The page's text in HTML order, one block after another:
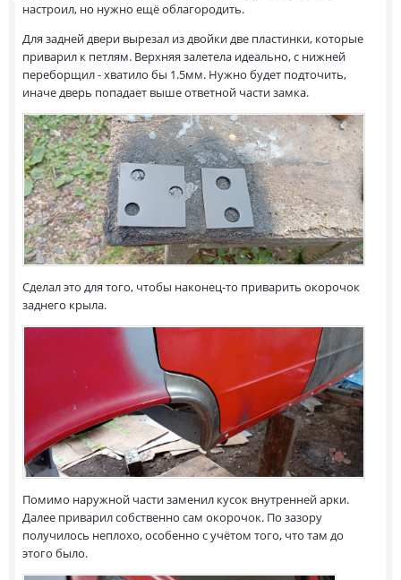
настроил, но нужно ещё облагородить.
Для задней двери вырезал из двойки две пластинки, которые
приварил к петлям. Верхняя залетела идеально, с нижней
переборщил - хватило бы 1.5мм. Нужно будет подточить,
иначе дверь попадает выше ответной части замка.
Сделал это для того, чтобы наконец-то приварить окорочок
заднего крыла.
Помимо наружной части заменил кусок внутренней арки.
Далее приварил собственно сам окорочок. По зазору
получилось неплохо, особенно с учётом того, что там до
этого было.